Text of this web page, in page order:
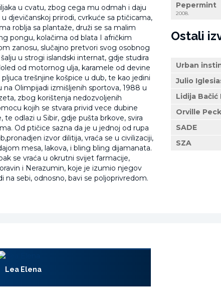
u cvatu, zbog cega mu odmah i daju
djevičanskoj prirodi, cvrkuće sa ptičicama,
roblja sa plantaže, druži se sa malim
pongu, kolačima od blata I afričkim
zanosu, slučajno pretvori svog osobnog
u strogi islandski internat, gdje studira
od motornog ulja, karamele od devine
trešnjine košpice u dub, te kao jedini
Olimpijadi izmišljenih sportova, 1988 u
zbog korištenja nedozvoljenih
kojih se stvara privid vece dubine
te odlazi u Sibir, gdje pušta brkove, svira
Od ptičice sazna da je u jednoj od rupa
izvor dilitija, vraća se u civilizaciji,
mesa, lakova, i bling bling dijamanata.
se vraća u okrutni svijet farmacije,
i Nerazumin, koje je izumio njegov
na sebi, odnosno, bavi se poljoprivredom.
Pepermint
2008.
Ostali
Urban
Julio
Lidija Bačić
Orville Peck
SADE
SZA
Lea Elena